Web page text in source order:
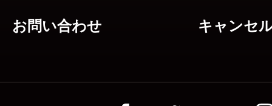
お問い合わせ キャンセ